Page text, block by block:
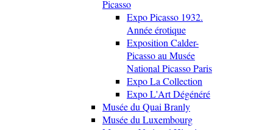
Picasso
Expo Picasso 1932.
Année érotique
Exposition Calder-
Picasso au Musée
National Picasso Paris
Expo La Collection
Expo L'Art Dégénéré
Musée du Quai Branly
Musée du Luxembourg